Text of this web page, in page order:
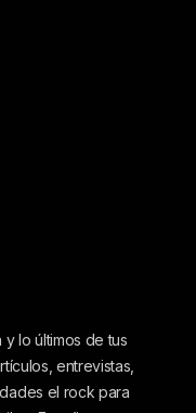
lo últimos de tus
entrevistas,
el rock para